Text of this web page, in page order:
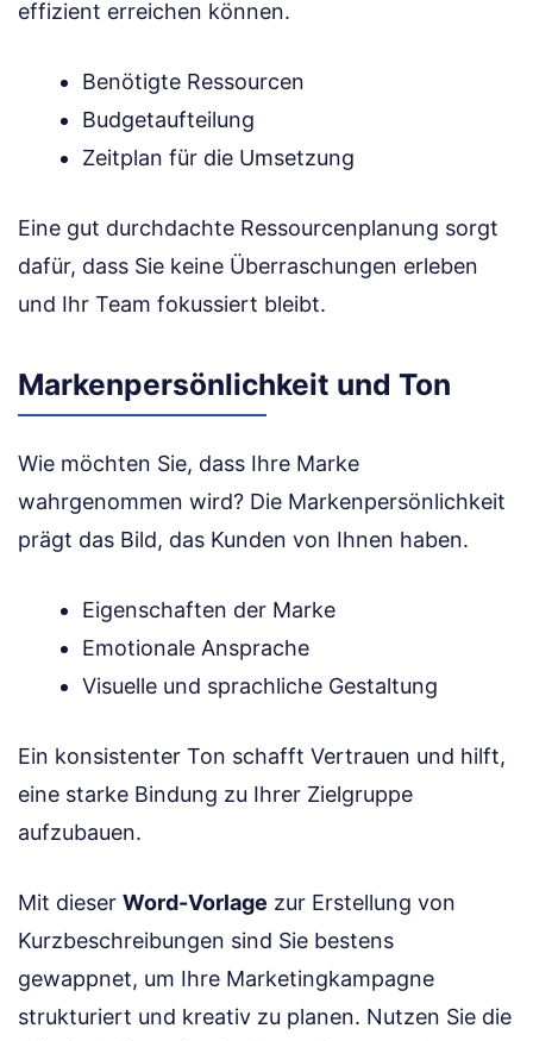
effizient erreichen können.
Benötigte Ressourcen
Budgetaufteilung
Zeitplan für die Umsetzung
Eine gut durchdachte Ressourcenplanung sorgt
dafür, dass Sie keine Überraschungen erleben
und Ihr Team fokussiert bleibt.
Markenpersönlichkeit und Ton
Wie möchten Sie, dass Ihre Marke
wahrgenommen wird? Die Markenpersönlichkeit
prägt das Bild, das Kunden von Ihnen haben.
Eigenschaften der Marke
Emotionale Ansprache
Visuelle und sprachliche Gestaltung
Ein konsistenter Ton schafft Vertrauen und hilft,
eine starke Bindung zu Ihrer Zielgruppe
aufzubauen.
Mit dieser Word-Vorlage zur Erstellung von
Kurzbeschreibungen sind Sie bestens
gewappnet, um Ihre Marketingkampagne
strukturiert und kreativ zu planen. Nutzen Sie die